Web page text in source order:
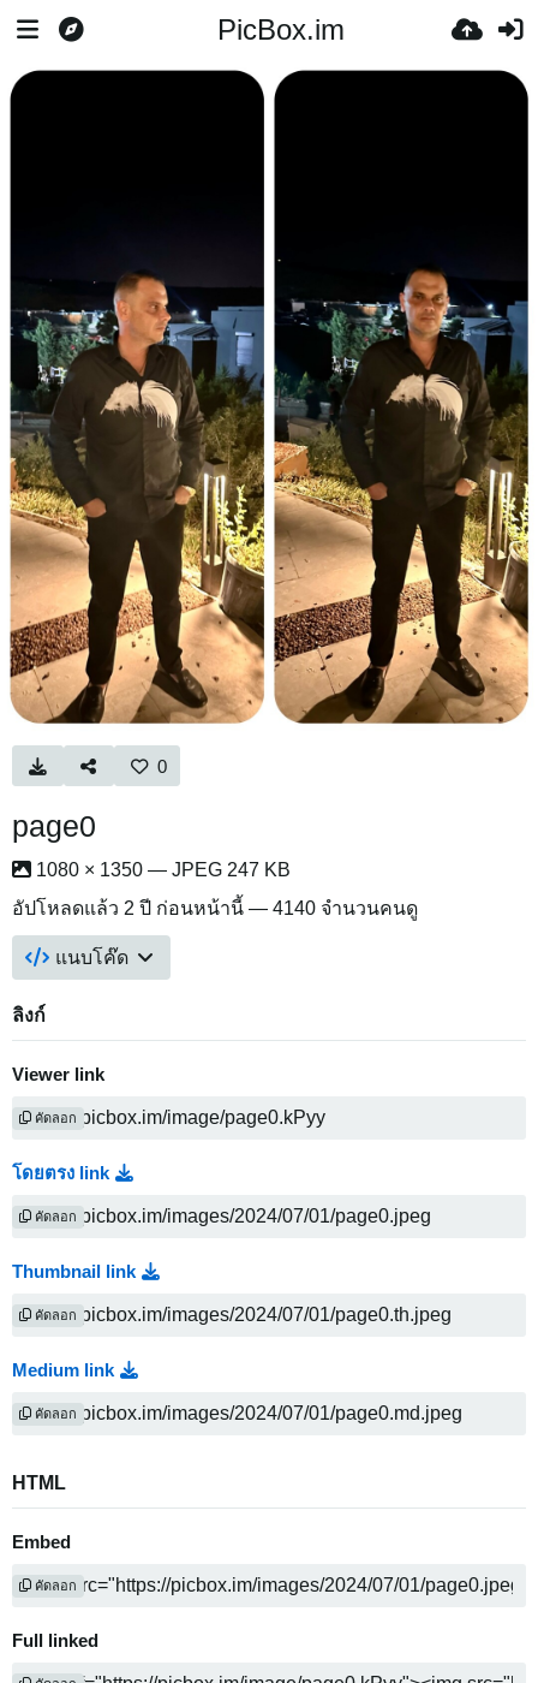
PicBox.im
0
page0
1080 × 1350 — JPEG 247 KB
อัปโหลดแล้ว 2 ปี ก่อนหน้านี้ — 4140 จำนวนคนดู
แนบโค๊ด
ลิงก์
Viewer link
คัดลอก
โดยตรง link
คัดลอก
Thumbnail link
คัดลอก
Medium link
คัดลอก
HTML
Embed
คัดลอก
Full linked